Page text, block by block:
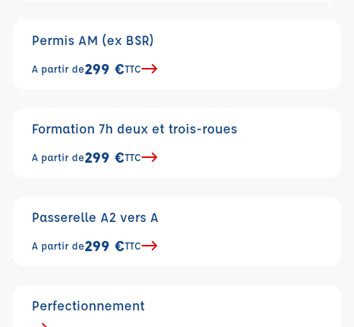
Permis AM (ex BSR)
A partir de299 €TTC
Formation 7h deux et trois-roues
A partir de299 €TTC
Passerelle A2 vers A
A partir de299 €TTC
Perfectionnement